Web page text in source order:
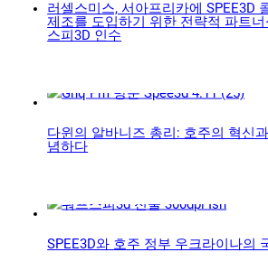
러셀스미스, 서아프리카에 SPEE3D
제조를 도입하기 위한 전략적 파트
스피3D 인수
다윈의 알바니즈 총리: 호주의 혁신
념하다
SPEE3D와 호주 정부 우크라이나의